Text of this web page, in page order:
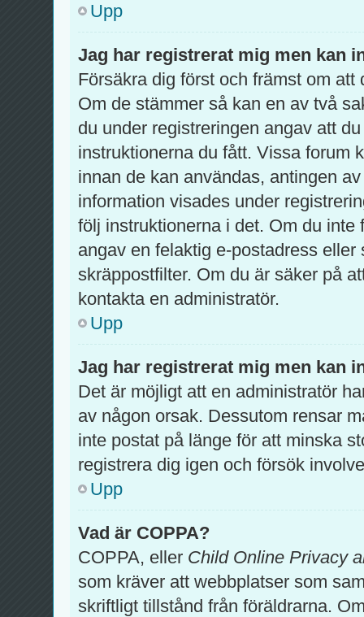
Upp
Jag har registrerat mig men kan
Försäkra dig först och främst om
Om de stämmer så kan en av två
du under registreringen angav att
instruktionerna du fått. Vissa forum
innan de kan användas, antingen
information visades under
följ instruktionerna i det. Om du
angav en felaktig e-postadress
skräppostfilter. Om du är säker på
kontakta en administratör.
Upp
Jag har registrerat mig men kan
Det är möjligt att en administratör
av någon orsak. Dessutom rensar
inte postat på länge för att minska
registrera dig igen och försök
Upp
Vad är COPPA?
COPPA, eller Child Online Privacy
som kräver att webbplatser som
skriftligt tillstånd från föräldrarna.